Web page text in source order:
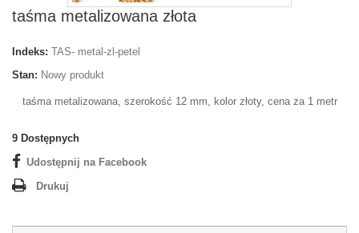
taśma metalizowana złota
Indeks: TAS- metal-zl-petel
Stan: Nowy produkt
taśma metalizowana, szerokość 12 mm, kolor złoty, cena za 1 metr
9 Dostępnych
Udostępnij na Facebook
Drukuj